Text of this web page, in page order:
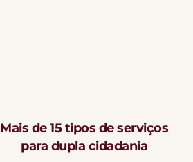
Mais de 15 tipos de serviços
para dupla cidadania